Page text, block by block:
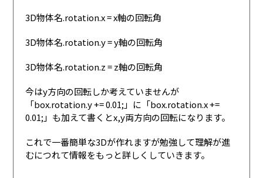
3D物体名.rotation.x = x軸の回転角
3D物体名.rotation.y = y軸の回転角
3D物体名.rotation.z = z軸の回転角
今はy方向の回転しか考えていませんが
「box.rotation.y += 0.01;」に「box.rotation.x +=
0.01;」も加えて書くとx,y両方向の回転になります。
これで一番簡単な3Dが作れますが勉強して理解が進
むにつれて情報をもっと詳しくしていきます。